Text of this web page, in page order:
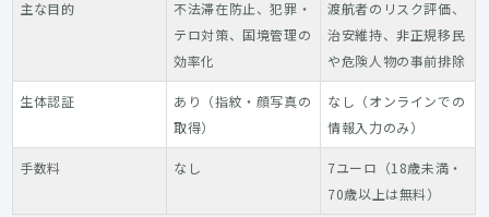
主な目的
不法滞在防止、犯罪・
テロ対策、国境管理の
効率化
渡航者のリスク評価、
治安維持、非正規移民
や危険人物の事前排除
生体認証
あり（指紋・顔写真の
取得）
なし（オンラインでの
情報入力のみ）
手数料 なし
7ユーロ（18歳未満・
70歳以上は無料）